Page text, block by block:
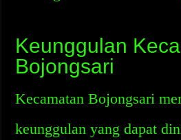
Keunggulan
Bojongsari
Kecamatan Bojongsari
keunggulan yang dapat